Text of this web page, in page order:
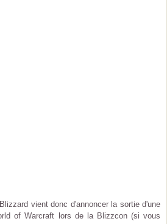
vient donc d'annoncer la sortie d'une
of Warcraft lors de la Blizzcon (si vous